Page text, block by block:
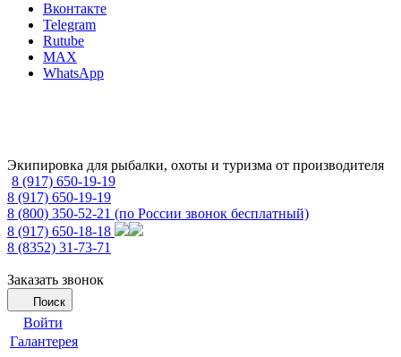
Вконтакте
Telegram
Rutube
MAX
WhatsApp
Экипировка для рыбалки, охоты и туризма от производителя
8 (917) 650-19-19
8 (917) 650-19-19
8 (800) 350-52-21 (по России звонок бесплатный)
8 (917) 650-18-18
8 (8352) 31-73-71
Заказать звонок
Поиск
Войти
Галантерея